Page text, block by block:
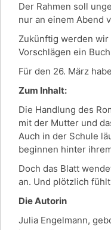
Der Rahmen soll
nur an einem Abend
Zukünftig werden wir
Vorschlägen ein
Für den 26. März
Zum Inhalt:
Die Handlung des
mit der Mutter und
Auch in der Schule
beginnen hinter
Doch das Blatt
an. Und plötzlich
Die Autorin
Julia Engelmann,